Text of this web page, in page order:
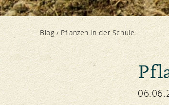
Das Knospe-Prinzip
Unsere Marke
Ressourcenschutz
Tierhaltung und Fütterung
Import
Politik
Leitbild & Vision
Strategie
Medien
Knospe-Rezepte
Blog › Pflanzen in der Schule